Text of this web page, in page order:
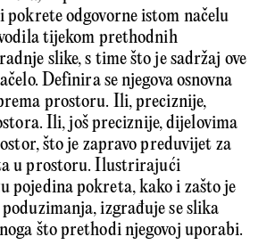
pokrete odgovorne istom načelu
tijekom prethodnih
slike, s time što je sadržaj ove
Definira se njegova osnovna
prostoru. Ili, preciznije,
Ili, još preciznije, dijelovima
što je zapravo preduvijet za
u prostoru. Ilustrirajući
pojedina pokreta, kako i zašto je
poduzimanja, izgrađuje se slika
što prethodi njegovoj uporabi.